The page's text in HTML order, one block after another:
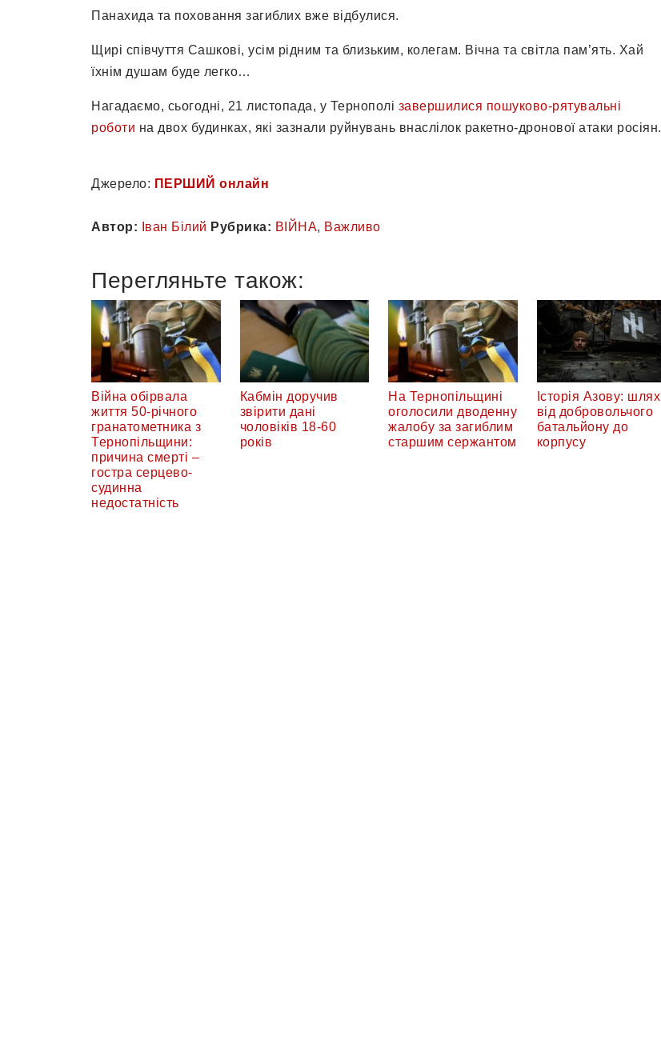
Панахида та поховання загиблих вже відбулися.
Щирі співчуття Сашкові, усім рідним та близьким, колегам. Вічна та світла пам’ять. Хай
їхнім душам буде легко…
Нагадаємо, сьогодні, 21 листопада, у Тернополі завершилися пошуково-рятувальні
роботи на двох будинках, які зазнали руйнувань внаслілок ракетно-дронової атаки росіян.
Джерело: ПЕРШИЙ онлайн
Автор: Іван Білий Рубрика: ВІЙНА, Важливо
Перегляньте також:
Війна обірвала
життя 50-річного
гранатометника з
Тернопільщини:
причина смерті –
гостра серцево-
судинна
недостатність
Кабмін доручив
звірити дані
чоловіків 18-60
років
На Тернопільщині
оголосили дводенну
жалобу за загиблим
старшим сержантом
Історія Азову: шлях
від добровольчого
батальйону до
корпусу